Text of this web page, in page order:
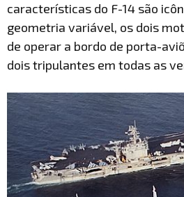
características do F-14 são
geometria variável, os dois
de operar a bordo de porta-
dois tripulantes em todas as